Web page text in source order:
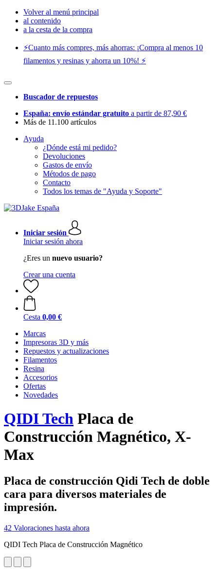
Volver al menú principal
al contenido
a la cesta de la compra
⚡️Cuanto más compres, más ahorras: ¡Compra al menos 10
filamentos y resinas y ahorra un 10%! ⚡️
Buscador de repuestos
España: envío estándar gratuito a partir de 87,90 €
Más de 11.100 artículos
Ayuda
¿Dónde está mi pedido?
Devoluciones
Gastos de envío
Métodos de pago
Contacto
Todos los temas de "Ayuda y Soporte"
Iniciar sesión
Iniciar sesión ahora
¿Eres un nuevo usuario?
Crear una cuenta
Cesta 0,00 €
Marcas
Impresoras 3D y más
Repuestos y actualizaciones
Filamentos
Resina
Accesorios
Ofertas
Novedades
QIDI Tech Placa de
Construcción Magnético, X-
Max
Placa de construcción Qidi Tech de doble
cara para diversos materiales de
impresión.
42 Valoraciones hasta ahora
QIDI Tech Placa de Construcción Magnético